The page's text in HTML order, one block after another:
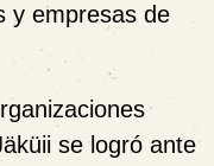
y empresas de
se logró ante